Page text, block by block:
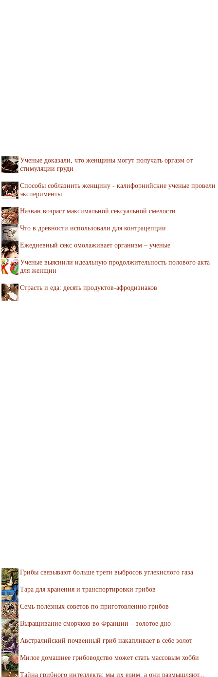
Ученые доказали, что женщины могут получать оргазм от
стимуляции груди
Способы соблазнить женщину - калифорнийские ученые провели
эксперименты
Назван возраст максимальной сексуальной смелости
Что в древности использовали для контрацепции
Ежедневный секс омолаживает организм – ученые
Ученые выяснили идеальную продолжительность полового акта
для женщин
Страсть и еда: десять продуктов-афродизиаков
Грибы связывают больше трети выбросов углекислого газа
Тара для хранения и транспортировки грибов
Семь полезных советов по приготовлению грибов
Выращивание сморчков во Франции – золотое дно
Австралийский почвенный гриб накапливает в себе золот
Милое домашнее грибоводство может стать массовым хобби
Тайна грибного интеллекта: мы их едим, а они размышляют...